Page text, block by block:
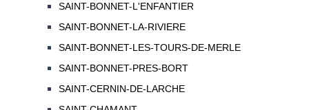
SAINT-BONNET-L'ENFANTIER
SAINT-BONNET-LA-RIVIERE
SAINT-BONNET-LES-TOURS-DE-MERLE
SAINT-BONNET-PRES-BORT
SAINT-CERNIN-DE-LARCHE